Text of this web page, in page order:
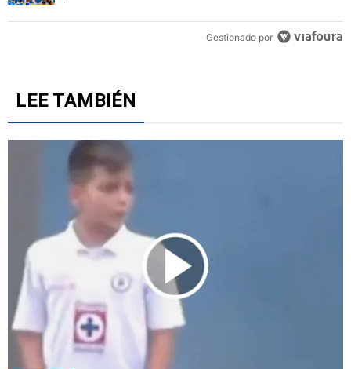
Gestionado por
LEE TAMBIÉN